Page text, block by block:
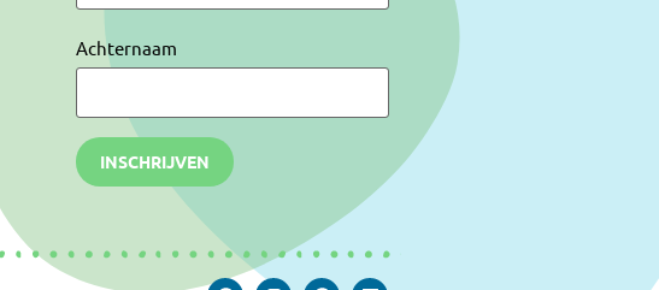
Achternaam
INSCHRIJVEN